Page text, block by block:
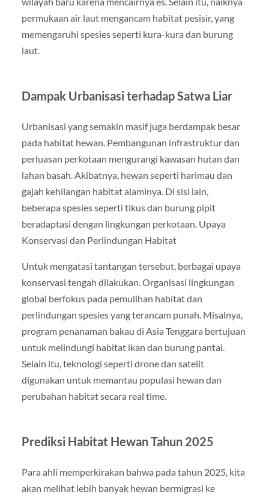
permukaan air laut mengancam habitat pesisir, yang
memengaruhi spesies seperti kura-kura dan burung
laut.
Dampak Urbanisasi terhadap Satwa Liar
Urbanisasi yang semakin masif juga berdampak besar
pada habitat hewan. Pembangunan infrastruktur dan
perluasan perkotaan mengurangi kawasan hutan dan
lahan basah. Akibatnya, hewan seperti harimau dan
gajah kehilangan habitat alaminya. Di sisi lain,
beberapa spesies seperti tikus dan burung pipit
beradaptasi dengan lingkungan perkotaan. Upaya
Konservasi dan Perlindungan Habitat
Untuk mengatasi tantangan tersebut, berbagai upaya
konservasi tengah dilakukan. Organisasi lingkungan
global berfokus pada pemulihan habitat dan
perlindungan spesies yang terancam punah. Misalnya,
program penanaman bakau di Asia Tenggara bertujuan
untuk melindungi habitat ikan dan burung pantai.
Selain itu, teknologi seperti drone dan satelit
digunakan untuk memantau populasi hewan dan
perubahan habitat secara real time.
Prediksi Habitat Hewan Tahun 2025
Para ahli memperkirakan bahwa pada tahun 2025, kita
akan melihat lebih banyak hewan bermigrasi ke